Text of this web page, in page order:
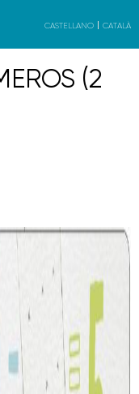
CASTELLANO CATALÀ
(2